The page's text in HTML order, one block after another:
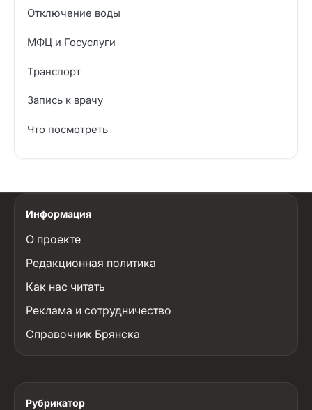
Отключение воды
МФЦ и Госуслуги
Транспорт
Запись к врачу
Что посмотреть
Информация
О проекте
Редакционная политика
Как нас читать
Реклама и сотрудничество
Справочник Брянска
Рубрикатор